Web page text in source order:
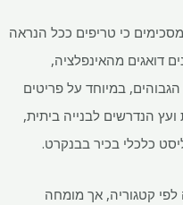
כי טריפים ככל הנראה
דואגים מהאינפלציה,
במיוחד על פריטים
ועץ הנדרשים לבנייה ביתית,
כלכלי בכיר בבנקרט.
קטגוריה, אך מומחה